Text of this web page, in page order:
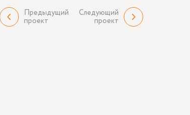
Предыдущий
проект
Следующий
проект